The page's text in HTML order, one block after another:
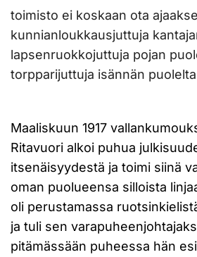
toimisto ei koskaan ota
kunnianloukkausjuttuja
lapsenruokkojuttuja pojan
torpparijuttuja isännän
Maaliskuun 1917
Ritavuori alkoi puhua
itsenäisyydestä ja toimi siinä
oman puolueensa silloista
oli perustamassa
ja tuli sen
pitämässään puheessa hän